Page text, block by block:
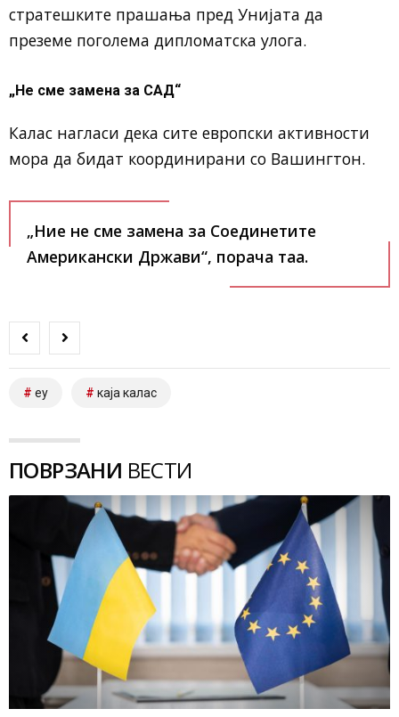
стратешките прашања пред Унијата да
преземе поголема дипломатска улога.
„Не сме замена за САД“
Калас нагласи дека сите европски активности
мора да бидат координирани со Вашингтон.
„Ние не сме замена за Соединетите
Американски Држави“, порача таа.
еу каја калас
ПОВРЗАНИ ВЕСТИ